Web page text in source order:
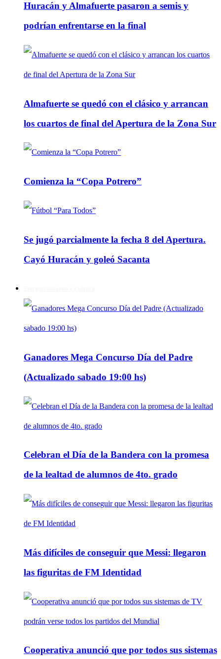
Huracán y Almafuerte pasaron a semis y
podrían enfrentarse en la final
Almafuerte se quedó con el clásico y arrancan
los cuartos de final del Apertura de la Zona Sur
Comienza la “Copa Potrero”
Se jugó parcialmente la fecha 8 del Apertura.
Cayó Huracán y goleó Sacanta
Ganadores Mega Concurso Día del Padre
(Actualizado sabado 19:00 hs)
Celebran el Día de la Bandera con la promesa
de la lealtad de alumnos de 4to. grado
Más difíciles de conseguir que Messi: llegaron
las figuritas de FM Identidad
Cooperativa anunció que por todos sus sistemas